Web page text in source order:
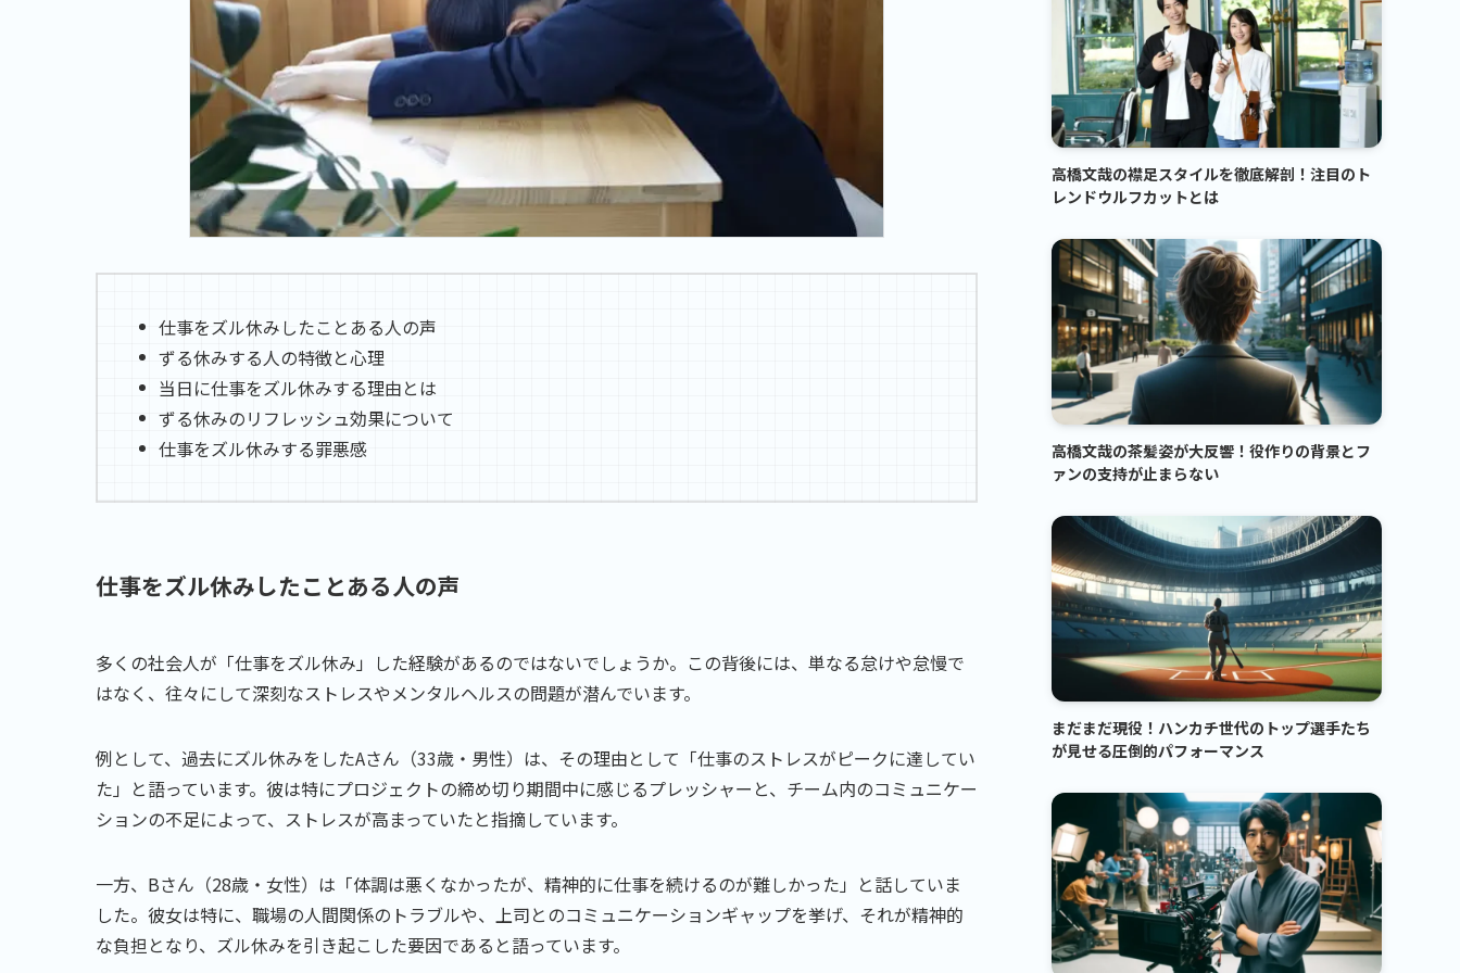
仕事をズル休みしたことある人の声
ずる休みする人の特徴と心理
当日に仕事をズル休みする理由とは
ずる休みのリフレッシュ効果について
仕事をズル休みする罪悪感
仕事をズル休みしたことある人の声
多くの社会人が「仕事をズル休み」した経験があるのではないでしょうか。この背後には、単なる怠けや怠慢で
はなく、往々にして深刻なストレスやメンタルヘルスの問題が潜んでいます。
例として、過去にズル休みをしたAさん（33歳・男性）は、その理由として「仕事のストレスがピークに達してい
た」と語っています。彼は特にプロジェクトの締め切り期間中に感じるプレッシャーと、チーム内のコミュニケー
ションの不足によって、ストレスが高まっていたと指摘しています。
一方、Bさん（28歳・女性）は「体調は悪くなかったが、精神的に仕事を続けるのが難しかった」と話していま
した。彼女は特に、職場の人間関係のトラブルや、上司とのコミュニケーションギャップを挙げ、それが精神的
な負担となり、ズル休みを引き起こした要因であると語っています。
高橋文哉の襟足スタイルを徹底解剖！注目のト
レンドウルフカットとは
高橋文哉の茶髪姿が大反響！役作りの背景とフ
ァンの支持が止まらない
まだまだ現役！ハンカチ世代のトップ選手たち
が見せる圧倒的パフォーマンス